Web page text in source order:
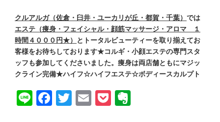
クルアルガ（佐倉・臼井・ユーカリが丘・都賀・千葉） では
エステ（痩身・フェイシャル・顔筋マッサージ・アロマ １
時間４０００円★）
とトータルビューティーを取り揃えてお
客様をお待ちしております★コルギ・小顔エステの専門スタ
ッフも参加してくださいました。痩身は両店舗ともにマジッ
クライン完備★ハイフ☆ハイフエステ☆ボディースカルプト
LineFacebook
Twitter
EmailPocket